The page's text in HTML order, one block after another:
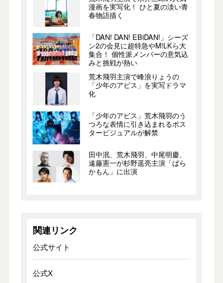
漫画を実写化！ ひと夏の淡い青
春物語描く
「DAN! DAN! EBiDAN!」シーズ
ン2の会見に超特急やM!LKら大
集合！ 個性派メンバーの意気込
みと挑戦が熱い
荒木飛羽主演で峰浪りょうの
「少年のアビス」を実写ドラマ
化
「少年のアビス」荒木飛羽のう
つろな表情に引き込まれるポス
タービジュアルが解禁
田中泯、荒木飛羽、中尾明慶、
遠藤憲一が杉野遥亮主演「ばら
かもん」に出演
関連リンク
公式サイト
公式X